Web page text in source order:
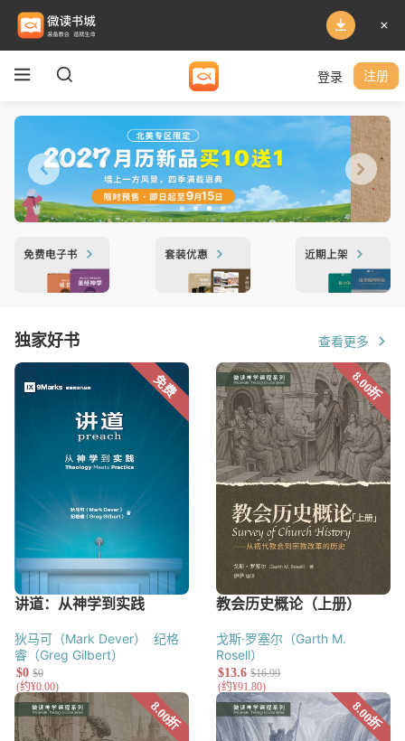
登录 注册
独家好书 查看更多
狄马可（Mark Dever）
纪格
睿（Greg Gilbert）
戈斯·罗塞尔（Garth M.
Rosell）